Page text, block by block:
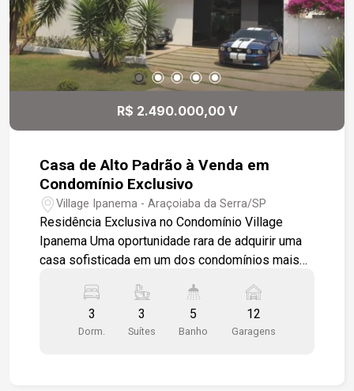
pluvial) Acabamento Suvinil interno e externo
Esse texto é direto, valoriza os diferenciais e cria
impacto rápido para quem está navegando em
anúncios.
R$ 2.490.000,00 V
Casa de Alto Padrão à Venda em
Condomínio Exclusivo
Village Ipanema - Araçoiaba da Serra/SP
Residência Exclusiva no Condomínio Village
Ipanema Uma oportunidade rara de adquirir uma
casa sofisticada em um dos condomínios mais
Ipanema, em Araçoiaba da Serra. Diferenciais da
Casa Sala de 3 ambientes com pé direito duplo,
imponência e elegância. Lavabo com
3
Dorm.
3
Suítes
5
Banho
12
Garagens